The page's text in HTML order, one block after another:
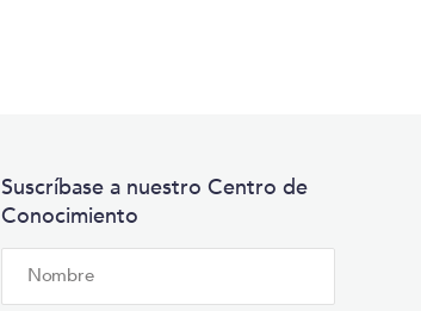
Suscríbase a nuestro Centro de
Conocimiento